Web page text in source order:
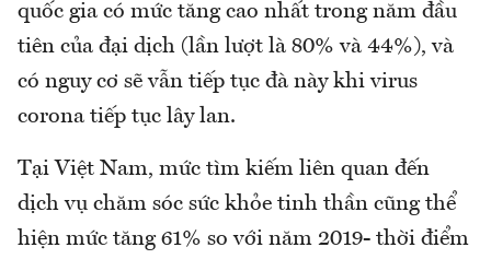
quốc gia có mức tăng cao nhất trong năm đầu
tiên của đại dịch (lần lượt là 80% và 44%), và
có nguy cơ sẽ vẫn tiếp tục đà này khi virus
corona tiếp tục lây lan.
Tại Việt Nam, mức tìm kiếm liên quan đến
dịch vụ chăm sóc sức khỏe tinh thần cũng thể
hiện mức tăng 61% so với năm 2019- thời điểm